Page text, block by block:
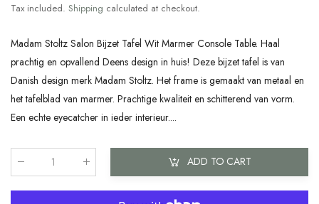
Tax included. Shipping calculated at checkout.
Madam Stoltz Salon Bijzet Tafel Wit Marmer Console Table. Haal
prachtig en opvallend Deens design in huis! Deze bijzet tafel is van
Danish design merk Madam Stoltz. Het frame is gemaakt van metaal en
het tafelblad van marmer. Prachtige kwaliteit en schitterend van vorm.
Een echte eyecatcher in ieder interieur....
ADD TO CART